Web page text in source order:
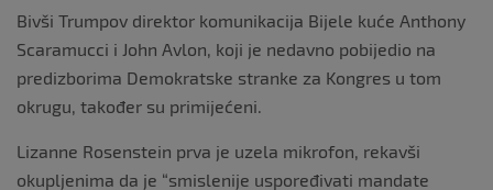
Bivši Trumpov direktor komunikacija Bijele kuće Anthony
Scaramucci i John Avlon, koji je nedavno pobijedio na
predizborima Demokratske stranke za Kongres u tom
okrugu, također su primijećeni.
Lizanne Rosenstein prva je uzela mikrofon, rekavši
okupljenima da je “smislenije uspoređivati ​​mandate